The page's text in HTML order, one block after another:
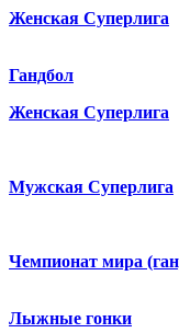
Женская Суперлига
Гандбол
Женская Суперлига
Мужская Суперлига
Чемпионат мира
Лыжные гонки